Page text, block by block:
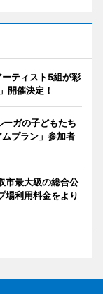
ティスト5組が彩
開催決定！
ーガの子どもたち
プラン」参加者
市最大級の総合公
場利用料金をより